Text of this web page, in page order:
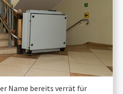
Name bereits verrät für